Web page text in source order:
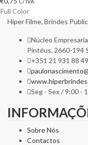
Full Color
Hiper Filme, Brindes
Núcleo
Pintéus, 2660-194
+351 21 931 88
Seg - Sex / 9:00 -
Sobre Nós
Contactos